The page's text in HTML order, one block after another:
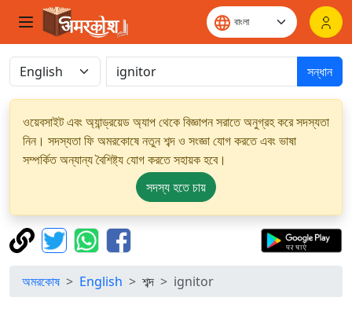
সন্ধান
ওয়েবসাইট এবং অ্যান্ড্রয়েড অ্যাপ থেকে বিজ্ঞাপন সরাতে অনুগ্রহ করে সদস্যতা
নিন। সদস্যতা ফি অমরকোষে নতুন শব্দ ও সংজ্ঞা যোগ করতে এবং ভাষা
সম্পর্কিত অন্যান্য বৈশিষ্ট্য যোগ করতে সহায়ক হবে।
সদস্য হতে চায়
অমরকোষ English শব্দ ignitor